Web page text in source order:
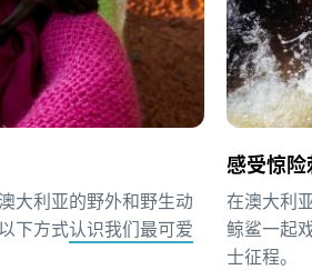
大利亚的野外和野生动
下方式认识我们最可爱
感受惊
在澳大利
鲸鲨一起
士征程。